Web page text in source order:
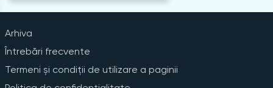
Arhiva
Întrebări frecvente
Termeni și condiții de utilizare a paginii